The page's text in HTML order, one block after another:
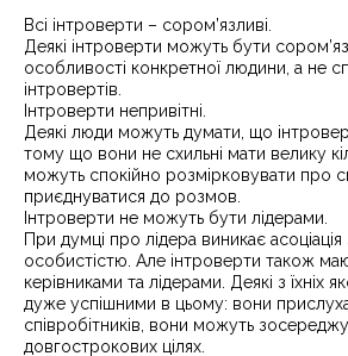
Всі інтроверти – сором’язливі.
Деякі інтроверти можуть бути
особливості конкретної людини, а не
інтровертів.
Інтроверти непривітні.
Деякі люди можуть думати, що
тому що вони не схильні мати велику
можуть спокійно розмірковувати про
приєднуватися до розмов.
Інтроверти не можуть бути лідерами.
При думці про лідера виникає
особистістю. Але інтроверти також
керівниками та лідерами. Деякі з їхніх
дуже успішними в цьому: вони
співробітників, вони можуть
довгострокових цілях.